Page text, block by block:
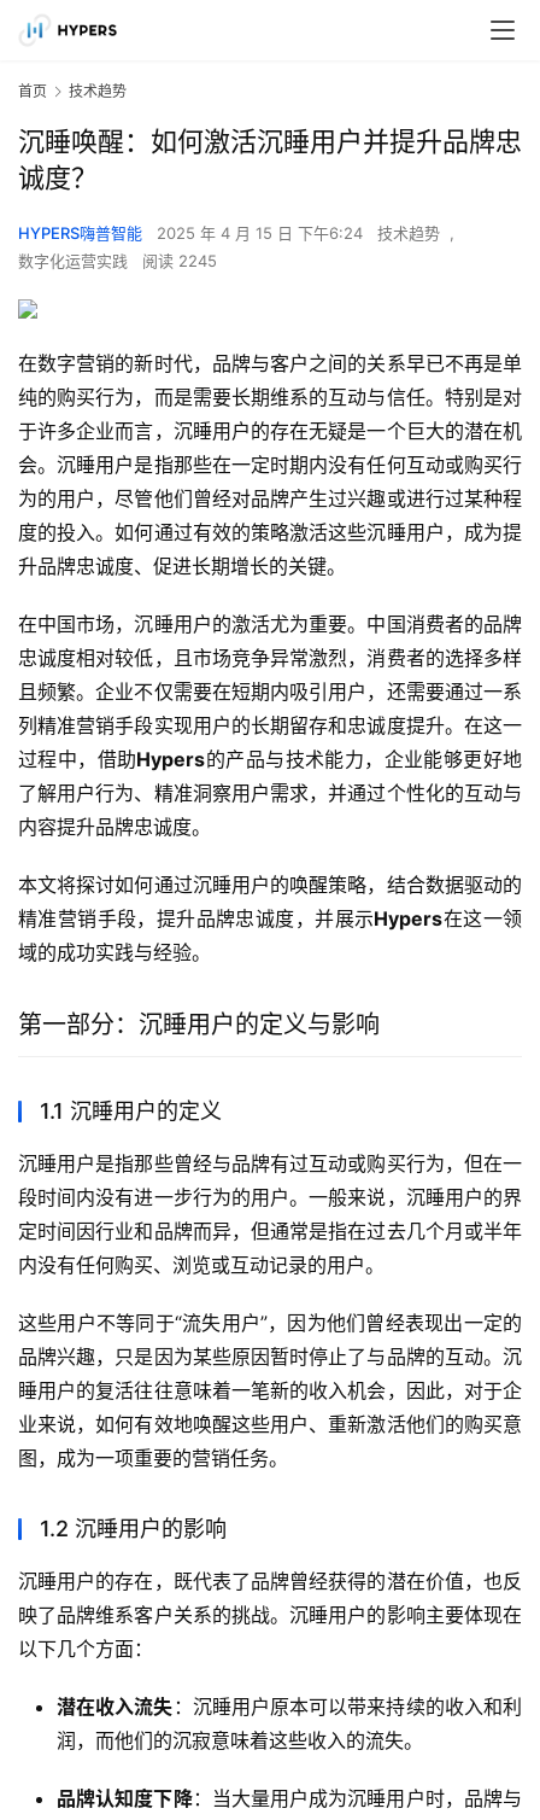
首页 技术趋势
沉睡唤醒：如何激活沉睡用户并提升品牌忠
诚度？
HYPERS嗨普智能 2025 年 4 月 15 日 下午6:24 技术趋势 ,
数字化运营实践
阅读 2245
在数字营销的新时代，品牌与客户之间的关系早已不再是单
纯的购买行为，而是需要长期维系的互动与信任。特别是对
于许多企业而言，沉睡用户的存在无疑是一个巨大的潜在机
会。沉睡用户是指那些在一定时期内没有任何互动或购买行
为的用户，尽管他们曾经对品牌产生过兴趣或进行过某种程
度的投入。如何通过有效的策略激活这些沉睡用户，成为提
升品牌忠诚度、促进长期增长的关键。
在中国市场，沉睡用户的激活尤为重要。中国消费者的品牌
忠诚度相对较低，且市场竞争异常激烈，消费者的选择多样
且频繁。企业不仅需要在短期内吸引用户，还需要通过一系
列精准营销手段实现用户的长期留存和忠诚度提升。在这一
过程中，借助Hypers的产品与技术能力，企业能够更好地
了解用户行为、精准洞察用户需求，并通过个性化的互动与
内容提升品牌忠诚度。
本文将探讨如何通过沉睡用户的唤醒策略，结合数据驱动的
精准营销手段，提升品牌忠诚度，并展示Hypers在这一领
域的成功实践与经验。
第一部分：沉睡用户的定义与影响
1.1 沉睡用户的定义
沉睡用户是指那些曾经与品牌有过互动或购买行为，但在一
段时间内没有进一步行为的用户。一般来说，沉睡用户的界
定时间因行业和品牌而异，但通常是指在过去几个月或半年
内没有任何购买、浏览或互动记录的用户。
这些用户不等同于“流失用户”，因为他们曾经表现出一定的
品牌兴趣，只是因为某些原因暂时停止了与品牌的互动。沉
睡用户的复活往往意味着一笔新的收入机会，因此，对于企
业来说，如何有效地唤醒这些用户、重新激活他们的购买意
图，成为一项重要的营销任务。
1.2 沉睡用户的影响
沉睡用户的存在，既代表了品牌曾经获得的潜在价值，也反
映了品牌维系客户关系的挑战。沉睡用户的影响主要体现在
以下几个方面：
潜在收入流失 ：沉睡用户原本可以带来持续的收入和利
润，而他们的沉寂意味着这些收入的流失。
品牌认知度下降：当大量用户成为沉睡用户时，品牌与